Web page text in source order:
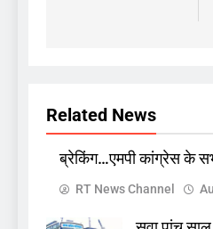
Related News
ब्रेकिंग…एमपी कांग्रेस के
RT News Channel